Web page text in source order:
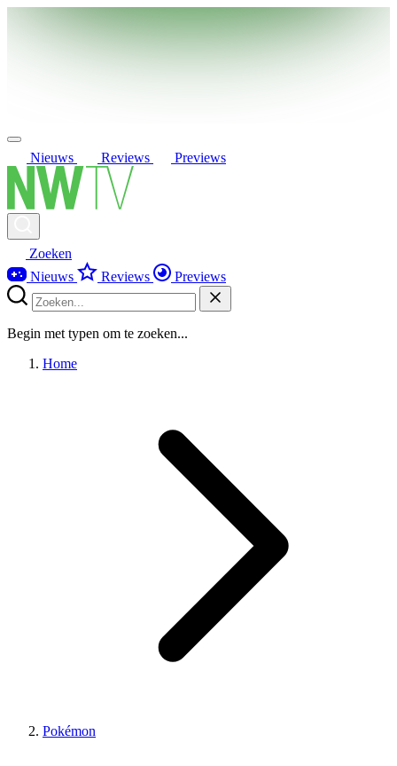
Nieuws Reviews Previews
Zoeken
Nieuws
Reviews Previews
Begin met typen om te zoeken...
Home
Pokémon